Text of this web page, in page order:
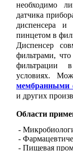
необходимо
датчика
диспенсера и
пинцетом в
Диспенсер
фильтрами,
фильтрации
условиях.
мембранными
и других
Области
-
-
- Пищевая